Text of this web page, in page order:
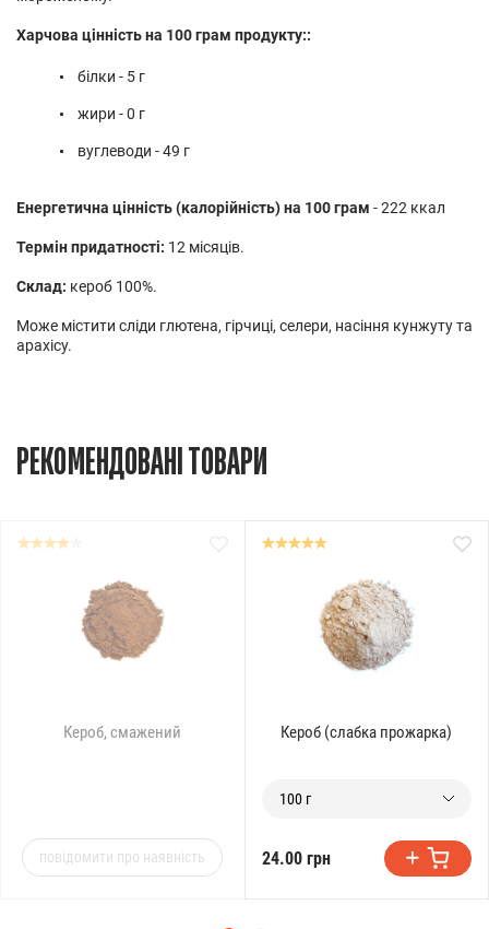
Харчова цінність на 100 грам продукту::
білки - 5 г
жири - 0 г
вуглеводи - 49 г
Енергетична цінність (калорійність) на 100 грам - 222 ккал
Термін придатності: 12 місяців.
Склад: кероб 100%.
Може містити сліди глютена, гірчиці, селери, насіння кунжуту та
арахісу.
РЕКОМЕНДОВАНІ ТОВАРИ
Кероб, смажений
повідомити про наявність
Кероб (слабка прожарка)
100 г
24.00 грн